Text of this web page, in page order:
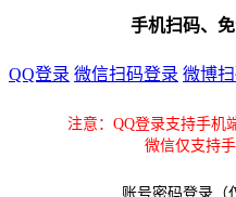
手机扫码、
QQ登录 微信扫码登录 微博
注意：QQ登录支持手机
微信仅支持
账号密码登录（